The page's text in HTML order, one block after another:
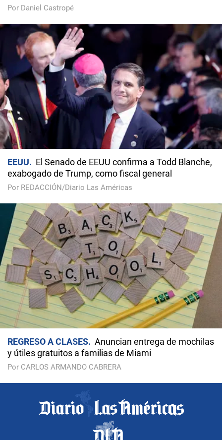
Por Daniel Castropé
EEUU
El Senado de EEUU confirma a Todd Blanche,
exabogado de Trump, como fiscal general
Por REDACCIÓN/Diario Las Américas
REGRESO A CLASES
Anuncian entrega de mochilas
y útiles gratuitos a familias de Miami
Por CARLOS ARMANDO CABRERA